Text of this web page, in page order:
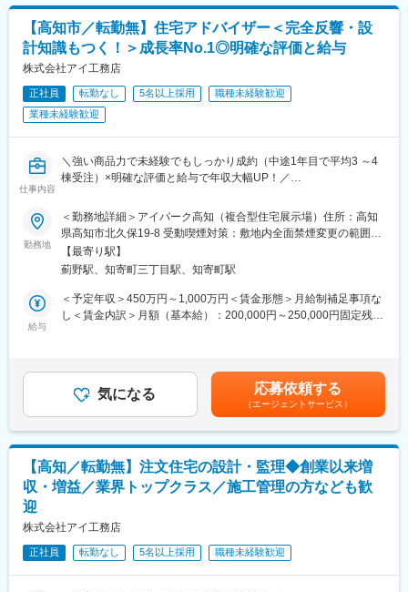
■はたらく環境
・勤務管理システムの導入など、はたらき方改革にも注力／残業
は月平均35時間程度
・積極的なチャレンジを推奨し、意見を言いやすい社風
・女性が多数活躍中／中途入社は約9割となるためフラットな組織
風土です
変更の範囲：会社の定める業務
など）
◎面接にお越しいただき「面接官の印象」「会社の雰囲気」で意
思決定いただいた方多数！
◎成長率の高さという安定性で、同業からの転職者にも選んでい
ただいております！
当社で施工した注文住宅のアフターメンテナンス職をお任せしま
■職務内容：
同社では、お客様に安心して長く住み続けていただけるよう、最
基本的に1名で、担当エリアの定期点検をお任せします。
エリアごとで業務分担されており、社用車にて月間30件前後対応
頂きます。
※リフォームなどの提案はなく、案内のみ対応いただきます。
＜働きやすい体制を整備＞
・24時間365日受付のコールセンターがあるため、業務時間外呼
・万が一休日出勤がある際も、振休は必須で取得しているため過
度な業務はありません。
・創業15年と業界の中では歴史は浅いものの、その分社員1人1人
が会社をつくっていくという気概が大きく、
積極的なチャレンジを推奨、意見も言いやすく、フラットな社風
も魅力の1つです。
変更の範囲：会社の定める業務
あくまでも目安の金額であり、選考を通じて上下する可能性があ
ります。月給(月額)は固定手当を含めた表記です。
【高知市／転勤無】住宅アドバイザー＜完全反響・設
計知識もつく！＞成長率No.1◎明確な評価と給与
株式会社アイ工務店
正社員 転勤なし 5名以上採用
職種未経験歓迎
業種未経験歓迎
仕事内容
＼強い商品力で未経験でもしっかり成約（中途1年目で平均3 ～4
棟受注）×明確な評価と給与で年収大幅UP！／
勤なし！飛び込みテレアポ無し！来年度から年休120日予定！】
＼飛び込みテレアポ無し！／
◎『固定給＋インセンティブ＋報奨金』で入社後2年で年収1000
万円超も可能！明確な評価制度で役職と年収を早期にUP！
（年収例）
◆年収例1040万円／34歳／経験3年／課長職
い年収をお渡しすることが可能です。
◎成長率の高さという安定性＆自由設計の住宅を適正価格で提供
ります！
◎出張や原則転勤無し！残業月35h程／来年度から年間休日120日
2000億円突破の成長率！
勤務地
＜勤務地詳細＞アイパーク高知（複合型住宅展示場）住所：高知
県高知市北久保19-8 受動喫煙対策：敷地内全面禁煙変更の範囲：
会社の定める事業所
【最寄り駅】
薊野駅、知寄町三丁目駅、知寄町駅
給与
＜予定年収＞450万円～1,000万円＜賃金形態＞月給制補足事項な
し＜賃金内訳＞月額（基本給）：200,000円～250,000円固定残業
給与補足＞■賞与：年2回（3月、9月／個人の実績に伴います）■
年収は前職の実績・ご経験・ご年収などで変動します■モデル年
収：◆年収例1040万円／34歳／経験3年／課長職◆年収例1500万
円／40歳／経験7年／営業所長職賃金はあくまでも目安の金額で
あり、選考を通じて上下する可能性があります。月給(月額)は固定
手当を含めた表記です。
気になる 応募依頼する
（エージェントサービス）
【高知／転勤無】注文住宅の設計・監理◆創業以来増
収・増益／業界トップクラス／施工管理の方なども歓
迎
株式会社アイ工務店
正社員 転勤なし 5名以上採用 職種未経験歓迎